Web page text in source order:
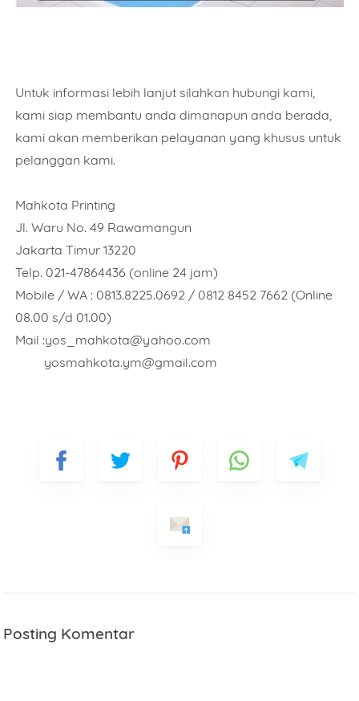
Untuk informasi lebih lanjut silahkan hubungi kami,
kami siap membantu anda dimanapun anda berada,
kami akan memberikan pelayanan yang khusus untuk
pelanggan kami.
Mahkota Printing
Jl. Waru No. 49 Rawamangun
Jakarta Timur 13220
Telp. 021-47864436 (online 24 jam)
Mobile / WA : 0813.8225.0692 / 0812 8452 7662 (Online
08.00 s/d 01.00)
Mail :yos_mahkota@yahoo.com
yosmahkota.ym@gmail.com
Posting Komentar